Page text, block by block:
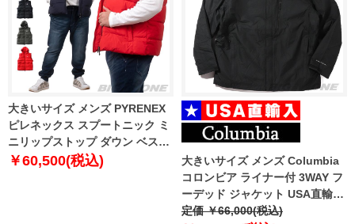
大きいサイズ メンズ PYRENEX
ピレネックス スプートニック ミ
ニリップストップ ダウン ベスト
SPOUTNIC MINI RIPSTOP
￥60,500(税込)
大きいサイズ メンズ Columbia
コロンビア ライナー付 3WAY フ
ーデッド ジャケット USA直輸入
2090281
定価 ￥66,000(税込)